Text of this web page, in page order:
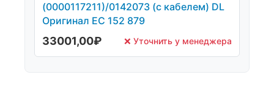
(0000117211)/0142073 (с кабелем) DL
Оригинал ЕС 152 879
33001,00₽ ❌ Уточнить у менеджера